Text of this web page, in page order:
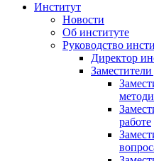
Институт
Новости
Об институте
Руководство
Директор
работе